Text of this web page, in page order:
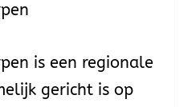
is een regionale
gericht is op